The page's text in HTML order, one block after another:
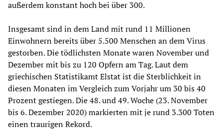
außerdem konstant hoch bei über 300.
Insgesamt sind in dem Land mit rund 11 Millionen
Einwohnern bereits über 5.500 Menschen an dem Virus
gestorben. Die tödlichsten Monate waren November und
Dezember mit bis zu 120 Opfern am Tag. Laut dem
griechischen Statistikamt Elstat ist die Sterblichkeit in
diesen Monaten im Vergleich zum Vorjahr um 30 bis 40
Prozent gestiegen. Die 48. und 49. Woche (23. November
bis 6. Dezember 2020) markierten mit je rund 3.300 Toten
einen traurigen Rekord.